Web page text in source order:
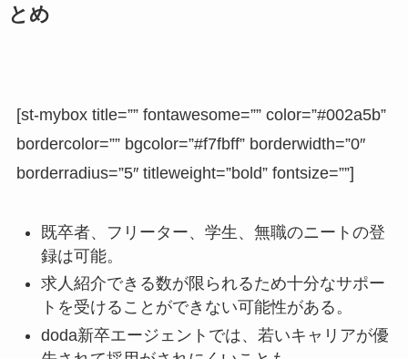
とめ
[st-mybox title=”” fontawesome=”” color=”#002a5b”
bordercolor=”” bgcolor=”#f7fbff” borderwidth=”0″
borderradius=”5″ titleweight=”bold” fontsize=””]
既卒者、フリーター、学生、無職のニートの登
録は可能。
求人紹介できる数が限られるため十分なサポー
トを受けることができない可能性がある。
doda新卒エージェントでは、若いキャリアが優